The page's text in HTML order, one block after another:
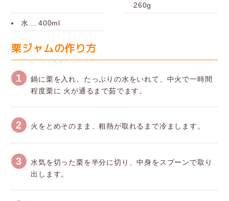
260g
水 400ml
栗ジャムの作り方
1
鍋に栗を入れ、たっぷりの水をいれて、中火で一時間
程度栗に 火が通るまで茹でます。
2 火をとめそのまま、粗熱が取れるまで冷まします。
3
水気を切った栗を半分に切り、中身をスプーンで取り
出します。